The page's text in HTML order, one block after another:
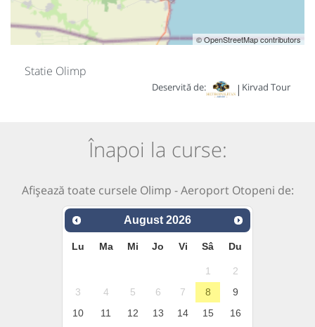
© OpenStreetMap contributors
Statie Olimp
Deservită de: | Kirvad Tour
Înapoi la curse:
Afișează toate cursele Olimp - Aeroport Otopeni de:
August 2026
Lu Ma Mi Jo Vi Sâ Du
1
2
3
4 5 6 7 8
9
10
11 12 13 14 15
16